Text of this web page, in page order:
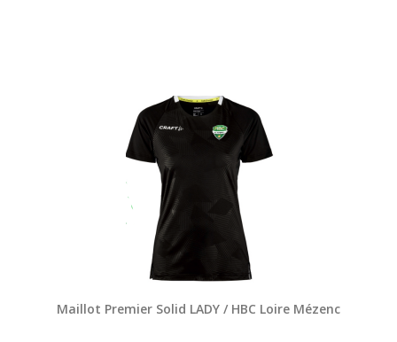
Maillot Premier Solid LADY / HBC Loire Mézenc